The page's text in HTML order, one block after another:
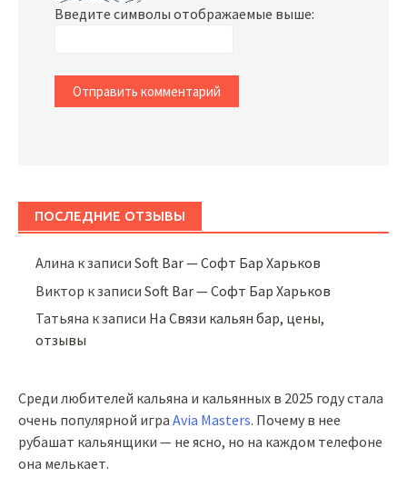
Введите символы отображаемые выше:
ПОСЛЕДНИЕ ОТЗЫВЫ
Алина к записиSoft Bar — Софт Бар Харьков
Виктор к записиSoft Bar — Софт Бар Харьков
Татьяна к записи На Связи кальян бар, цены,
отзывы
Среди любителей кальяна и кальянных в 2025 году стала
очень популярной игра Avia Masters. Почему в нее
рубашат кальянщики — не ясно, но на каждом телефоне
она мелькает.